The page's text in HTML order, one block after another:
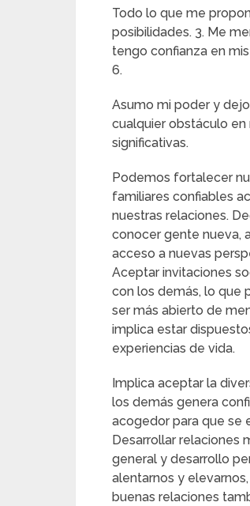
Todo lo que me
posibilidades. 3. Me
tengo confianza en
6.
Asumo mi poder y
cualquier obstáculo en
significativas.
Podemos fortalecer
familiares confiables
nuestras relaciones.
conocer gente nueva,
acceso a nuevas
Aceptar invitaciones
con los demás, lo que
ser más abierto de
implica estar
experiencias de vida.
Implica aceptar la
los demás genera
acogedor para que se
Desarrollar relaciones
general y desarrollo
alentarnos y
buenas relaciones